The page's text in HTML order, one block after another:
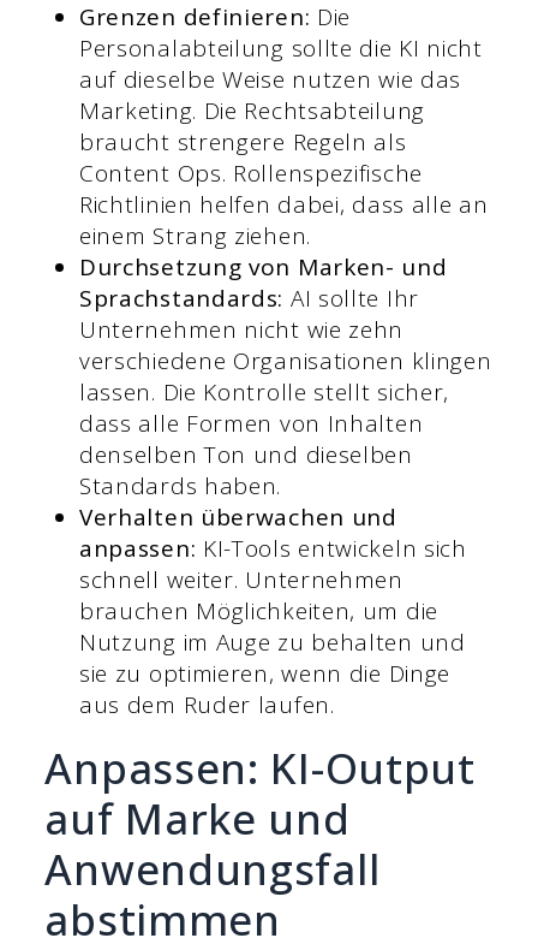
Grenzen definieren: Die
Personalabteilung sollte die KI nicht
auf dieselbe Weise nutzen wie das
Marketing. Die Rechtsabteilung
braucht strengere Regeln als
Content Ops. Rollenspezifische
Richtlinien helfen dabei, dass alle an
einem Strang ziehen.
Durchsetzung von Marken- und
Sprachstandards: AI sollte Ihr
Unternehmen nicht wie zehn
verschiedene Organisationen klingen
lassen. Die Kontrolle stellt sicher,
dass alle Formen von Inhalten
denselben Ton und dieselben
Standards haben.
Verhalten überwachen und
anpassen: KI-Tools entwickeln sich
schnell weiter. Unternehmen
brauchen Möglichkeiten, um die
Nutzung im Auge zu behalten und
sie zu optimieren, wenn die Dinge
aus dem Ruder laufen.
Anpassen: KI-Output
auf Marke und
Anwendungsfall
abstimmen